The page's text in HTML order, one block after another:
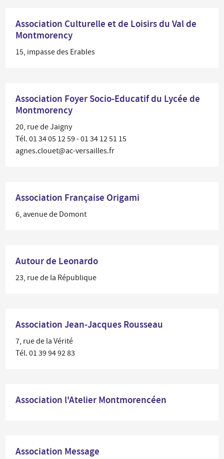
Association Culturelle et de Loisirs du Val de
Montmorency
15, impasse des Erables
Association Foyer Socio-Educatif du Lycée de
Montmorency
20, rue de Jaigny
Tél. 01 34 05 12 59 - 01 34 12 51 15
agnes.clouet@ac-versailles.fr
Association Française Origami
6, avenue de Domont
Autour de Leonardo
23, rue de la République
Association Jean-Jacques Rousseau
7, rue de la Vérité
Tél. 01 39 94 92 83
Association l'Atelier Montmorencéen
Association Message